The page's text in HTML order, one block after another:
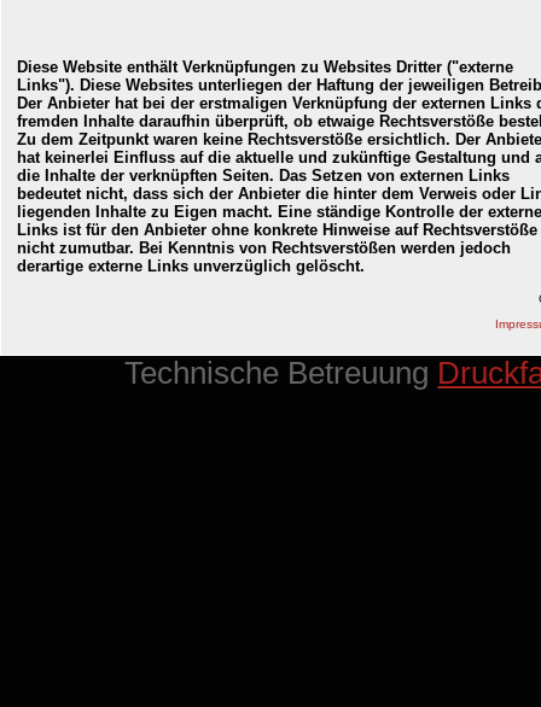
Diese Website enthält Verknüpfungen zu Websites Dritter ("externe
Links"). Diese Websites unterliegen der Haftung der jeweiligen
Der Anbieter hat bei der erstmaligen Verknüpfung der externen Links
fremden Inhalte daraufhin überprüft, ob etwaige Rechtsverstöße
Zu dem Zeitpunkt waren keine Rechtsverstöße ersichtlich. Der
hat keinerlei Einfluss auf die aktuelle und zukünftige Gestaltung und
die Inhalte der verknüpften Seiten. Das Setzen von externen Links
bedeutet nicht, dass sich der Anbieter die hinter dem Verweis oder
liegenden Inhalte zu Eigen macht. Eine ständige Kontrolle der
Links ist für den Anbieter ohne konkrete Hinweise auf Rechtsverstöße
nicht zumutbar. Bei Kenntnis von Rechtsverstößen werden jedoch
derartige externe Links unverzüglich gelöscht.
Technische Betreuung